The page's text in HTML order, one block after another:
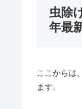
虫除
年最
ここからは
ます。